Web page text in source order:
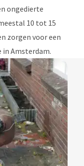
ongedierte
10 tot 15
zorgen voor een
Amsterdam.